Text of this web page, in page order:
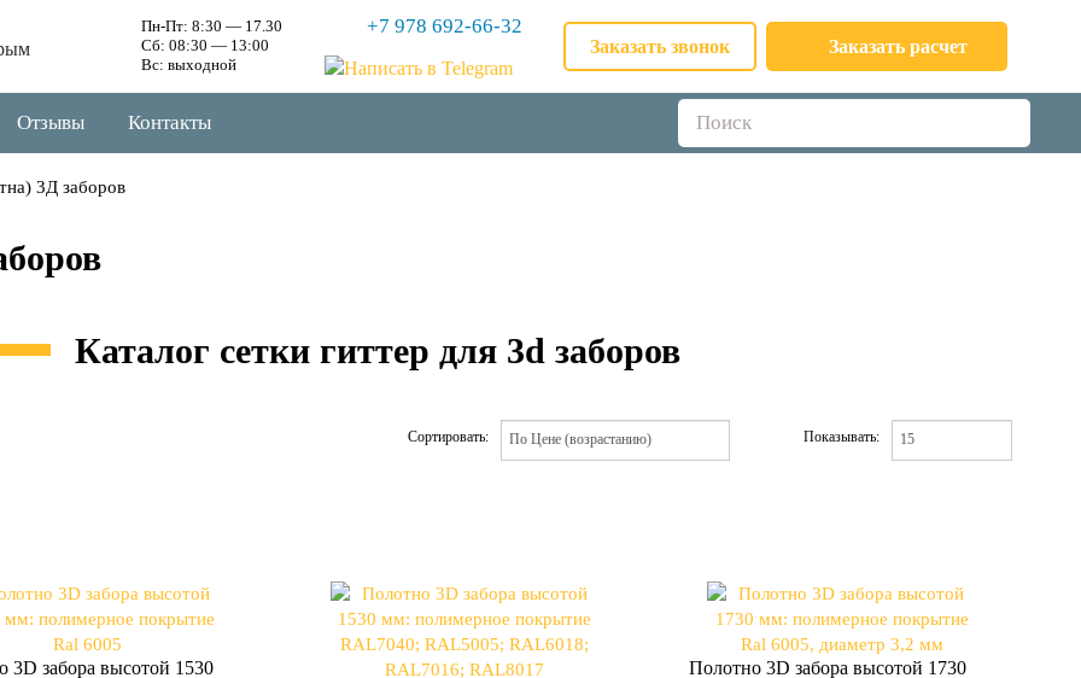
Пн-Пт: 8:30 — 17.30
Сб: 08:30 — 13:00
Вс: выходной
+7 978 692-66-32
Заказать звонок Заказать расчет
Отзывы Контакты
3Д заборов
Каталог сетки гиттер для 3d заборов
Сортировать: Показывать:
3D забора высотой 1530
Полотно 3D забора высотой 1730